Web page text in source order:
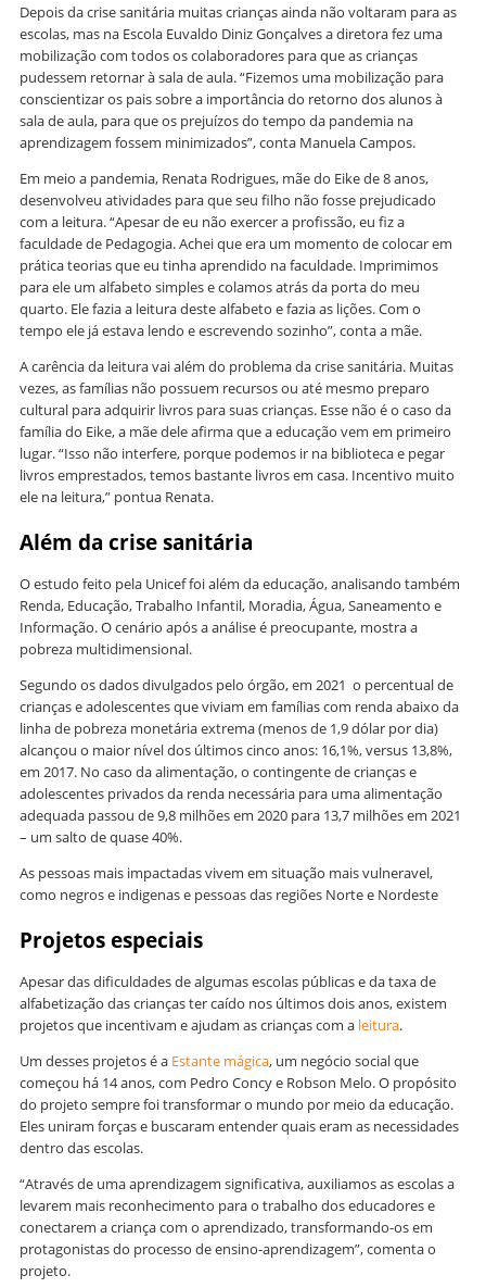
Depois da crise sanitária muitas crianças ainda não voltaram para as
escolas, mas na Escola Euvaldo Diniz Gonçalves a diretora fez uma
mobilização com todos os colaboradores para que as crianças
pudessem retornar à sala de aula. “Fizemos uma mobilização para
conscientizar os pais sobre a importância do retorno dos alunos à
sala de aula, para que os prejuízos do tempo da pandemia na
aprendizagem fossem minimizados”, conta Manuela Campos.
Em meio a pandemia, Renata Rodrigues, mãe do Eike de 8 anos,
desenvolveu atividades para que seu filho não fosse prejudicado
com a leitura. “Apesar de eu não exercer a profissão, eu fiz a
faculdade de Pedagogia. Achei que era um momento de colocar em
prática teorias que eu tinha aprendido na faculdade. Imprimimos
para ele um alfabeto simples e colamos atrás da porta do meu
quarto. Ele fazia a leitura deste alfabeto e fazia as lições. Com o
tempo ele já estava lendo e escrevendo sozinho”, conta a mãe.
A carência da leitura vai além do problema da crise sanitária. Muitas
vezes, as famílias não possuem recursos ou até mesmo preparo
cultural para adquirir livros para suas crianças. Esse não é o caso da
família do Eike, a mãe dele afirma que a educação vem em primeiro
lugar. “Isso não interfere, porque podemos ir na biblioteca e pegar
livros emprestados, temos bastante livros em casa. Incentivo muito
ele na leitura,” pontua Renata.
Além da crise sanitária
O estudo feito pela Unicef foi além da educação, analisando também
Renda, Educação, Trabalho Infantil, Moradia, Água, Saneamento e
Informação. O cenário após a análise é preocupante, mostra a
pobreza multidimensional.
Segundo os dados divulgados pelo órgão, em 2021 o percentual de
crianças e adolescentes que viviam em famílias com renda abaixo da
linha de pobreza monetária extrema (menos de 1,9 dólar por dia)
alcançou o maior nível dos últimos cinco anos: 16,1%, versus 13,8%,
em 2017. No caso da alimentação, o contingente de crianças e
adolescentes privados da renda necessária para uma alimentação
adequada passou de 9,8 milhões em 2020 para 13,7 milhões em 2021
– um salto de quase 40%.
As pessoas mais impactadas vivem em situação mais vulneravel,
como negros e indigenas e pessoas das regiões Norte e Nordeste
Projetos especiais
Apesar das dificuldades de algumas escolas públicas e da taxa de
alfabetização das crianças ter caído nos últimos dois anos, existem
projetos que incentivam e ajudam as crianças com a leitura.
Um desses projetos é a Estante mágica, um negócio social que
começou há 14 anos, com Pedro Concy e Robson Melo. O propósito
do projeto sempre foi transformar o mundo por meio da educação.
Eles uniram forças e buscaram entender quais eram as necessidades
dentro das escolas.
“Através de uma aprendizagem significativa, auxiliamos as escolas a
levarem mais reconhecimento para o trabalho dos educadores e
conectarem a criança com o aprendizado, transformando-os em
protagonistas do processo de ensino-aprendizagem”, comenta o
projeto.